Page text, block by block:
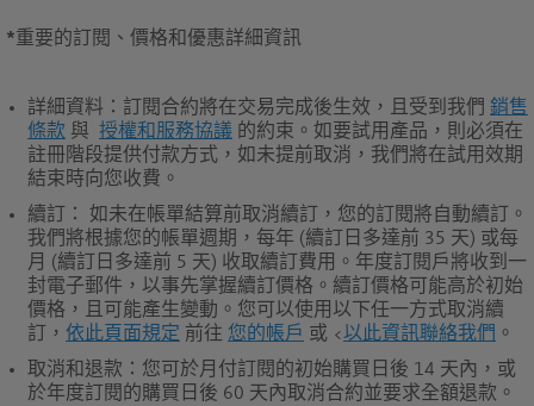
*重要的訂閱、價格和優惠詳細資訊
詳細資料 ：訂閱合約將在交易完成後生效，且受到我們 銷售
條款 與 授權和服務協議 的約束。如要試用產品，則必須在
註冊階段提供付款方式，如未提前取消，我們將在試用效期
結束時向您收費。
續訂
： 如未在帳單結算前取消續訂，您的訂閱將自動續訂。
我們將根據您的帳單週期，每年 (續訂日多達前 35 天) 或每
月 (續訂日多達前 5 天) 收取續訂費用。年度訂閱戶將收到一
封電子郵件，以事先掌握續訂價格。續訂價格可能高於初始
價格，且可能產生變動。您可以使用以下任一方式取消續
訂， 依此頁面規定 前往 您的帳戶 或 <以此資訊聯絡我們 。
取消和退款 ：您可於月付訂閱的初始購買日後 14 天內，或
於年度訂閱的購買日後 60 天內取消合約並要求全額退款。